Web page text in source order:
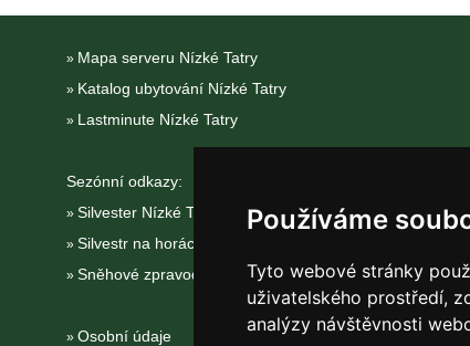
Používáme
Tyto webové stránky
uživatelského prostředí,
analýzy návštěvnosti
Mapa serveru Nízké Tatry
Katalog ubytování Nízké Tatry
Lastminute Nízké Tatry
Sezónní odkazy:
Silvester Nízké Tatry
Silvestr na horách 2025/26
Sněhové zpravodajství
Osobní údaje